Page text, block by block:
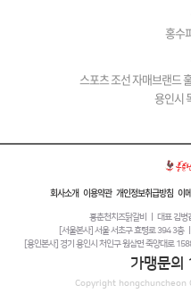
홍수
스포츠 조선 자매브랜드
용인시
회사소개 이용약관 개인정보취급방침 이
홍춘천치즈닭갈비 ㅣ 대표 김
[서울본사] 서울 서초구 효령로 394 3
[용인본사] 경기 용인시 처인구 원삼면 죽양대로
가맹문
Copyright hongchuncheon